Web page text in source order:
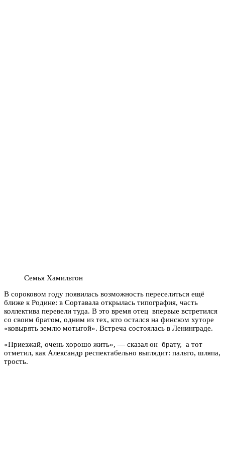
Семья Хамильтон
В сороковом году появилась возможность переселиться ещё
ближе к Родине: в Сортавала открылась типография, часть
коллектива перевели туда. В это время отец впервые встретился
со своим братом, одним из тех, кто остался на финском хуторе
«ковырять землю мотыгой». Встреча состоялась в Ленинграде.
«Приезжай, очень хорошо жить», — сказал он брату, а тот
отметил, как Александр респектабельно выглядит: пальто, шляпа,
трость.